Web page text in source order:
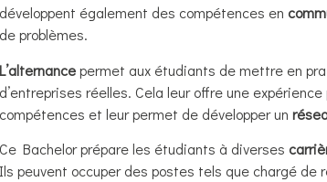
développent également des compétences en
de problèmes.
L’alternancepermet aux étudiants de mettre en
d’entreprises réelles. Cela leur offre une
compétences et leur permet de développer un
Ce Bachelor prépare les étudiants à diverses
Ils peuvent occuper des postes tels que chargé de